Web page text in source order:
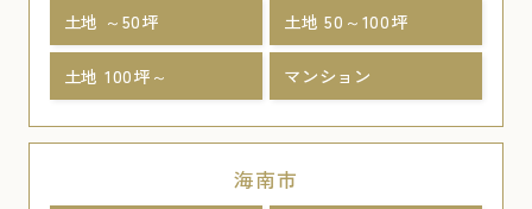
土地 ～50坪 土地 50～100坪
土地 100坪～ マンション
海南市